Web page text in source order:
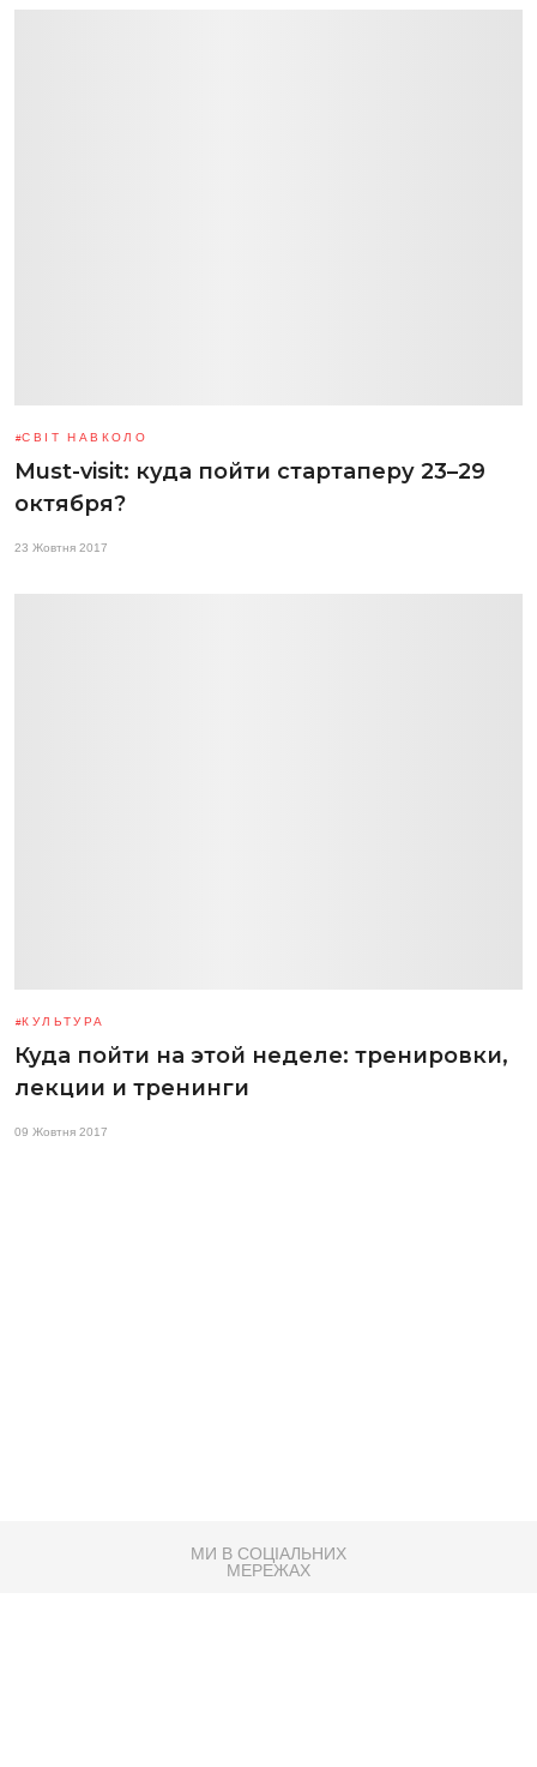
СВІТ НАВКОЛО
Must-visit: куда пойти стартаперу 23–29
октября?
23 Жовтня 2017
КУЛЬТУРА
Куда пойти на этой неделе: тренировки,
лекции и тренинги
09 Жовтня 2017
МИ В СОЦІАЛЬНИХ
МЕРЕЖАХ